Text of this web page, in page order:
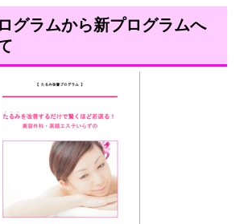
グラムから新プログラムへ